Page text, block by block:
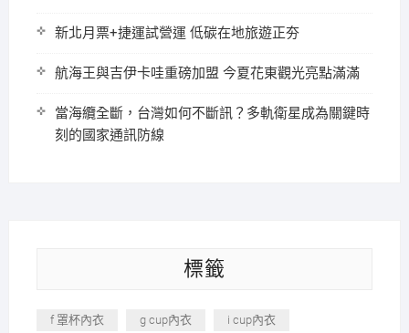
新北月票+捷運試營運 低碳在地旅遊正夯
航海王與吉伊卡哇重磅加盟 今夏花東觀光亮點滿滿
當海纜全斷，台灣如何不斷訊？多軌衛星成為關鍵時
刻的國家通訊防線
標籤
f 罩杯內衣 g cup內衣 i cup內衣